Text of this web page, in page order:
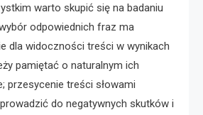
warto skupić się na badaniu
odpowiednich fraz ma
dla widoczności treści w wynikach
pamiętać o naturalnym ich
przesycenie treści słowami
do negatywnych skutków i